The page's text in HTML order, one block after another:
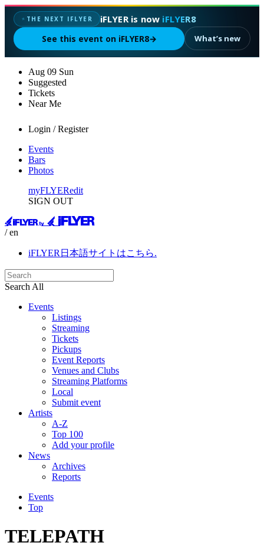
✦ THE NEXT IFLYER iFLYER is now iFLYER8
See this event on iFLYER8→ What’s new
Aug 09 Sun
Suggested
Tickets
Near Me
Login / Register
Events
Bars
Photos
myFLYERedit
SIGN OUT
/ en
iFLYER日本語サイトはこちら.
Search All
Events
Listings
Streaming
Tickets
Pickups
Event Reports
Venues and Clubs
Streaming Platforms
Local
Submit event
Artists
A-Z
Top 100
Add your profile
News
Archives
Reports
Events
Top
TELEPATH